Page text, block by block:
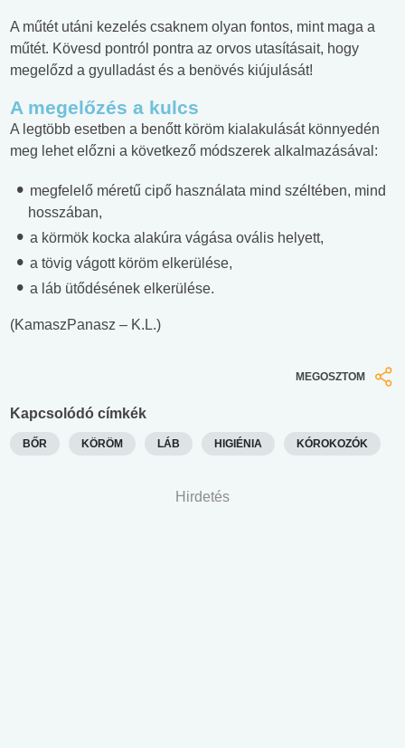
A műtét utáni kezelés csaknem olyan fontos, mint maga a
műtét. Kövesd pontról pontra az orvos utasításait, hogy
megelőzd a gyulladást és a benövés kiújulását!
A megelőzés a kulcs
A legtöbb esetben a benőtt köröm kialakulását könnyedén
meg lehet előzni a következő módszerek alkalmazásával:
megfelelő méretű cipő használata mind széltében, mind
hosszában,
a körmök kocka alakúra vágása ovális helyett,
a tövig vágott köröm elkerülése,
a láb ütődésének elkerülése.
(KamaszPanasz – K.L.)
MEGOSZTOM
Kapcsolódó címkék
BŐR KÖRÖM LÁB HIGIÉNIA KÓROKOZÓK
Hirdetés